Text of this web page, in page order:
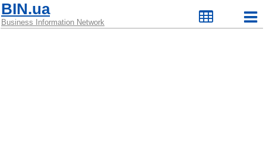
BIN.ua
Business Information Network